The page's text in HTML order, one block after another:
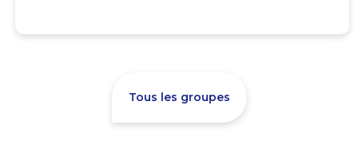
Tous les groupes